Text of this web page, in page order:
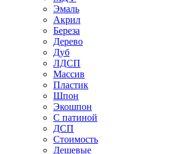
Эмаль
Акрил
Береза
Дерево
Дуб
ЛДСП
Массив
Пластик
Шпон
Экошпон
С патиной
ДСП
Стоимость
Дешевые